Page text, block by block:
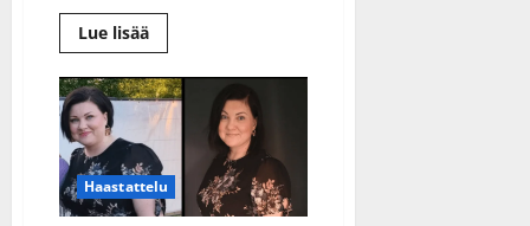
Lue lisääLue
lisää
Kyösti
Mäkimattila
kärsii
ikävästä
selkävaivasta
–
laihtui
13
kiloa
Haastattelu